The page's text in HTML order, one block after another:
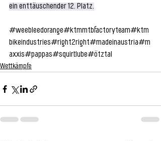
ein enttäuschender 12. Platz.
#weebleedorange#ktmmtbfactoryteam#ktm
bikeindustries#right2right#madeinaustria#m
axxis#pappas#squirtlube#ötztal
Wettkämpfe